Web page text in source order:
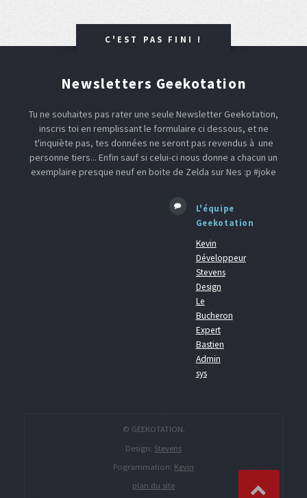
C'EST PAS FINI !
Newsletters Geekotation
Tu ne souhaites pas rater une seule Newsletter Geekotation,
inscris toi en remplissant le formulaire ci dessous, et ne
t'inquiète pas, tes données ne seront pas revendus à une
personne tiers... Enfin sauf si celui-ci nous donne a chacun un
exemplaire presque neuf en boite de Zelda sur Nes :p #joke
L'équipe
Geekotation
Kevin
Développeur
Stevens
Design
Le
Bucheron
Expert
Bastien
Admin
sys
© GEEKOTATION.
Design: Stevens
Pogrammation: Kevin
plan du site